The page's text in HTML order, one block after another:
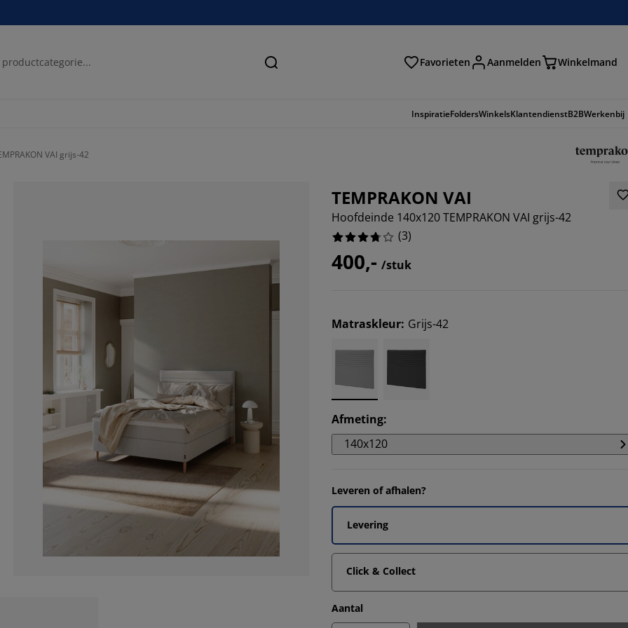
Zoeken Favorieten Aanmelden Winkelmand
InspiratieFoldersWinkelsKlantendienstB2BWerkenbij
VAI grijs-42
TEMPRAKON VAI
Hoofdeinde 140x120 TEMPRAKON VAI grijs-42
(3)
400,- /stuk
Matraskleur: Grijs-42
Afmeting:
140x120
Leveren of afhalen?
Levering
Click & Collect
Aantal
33.33333333333333%